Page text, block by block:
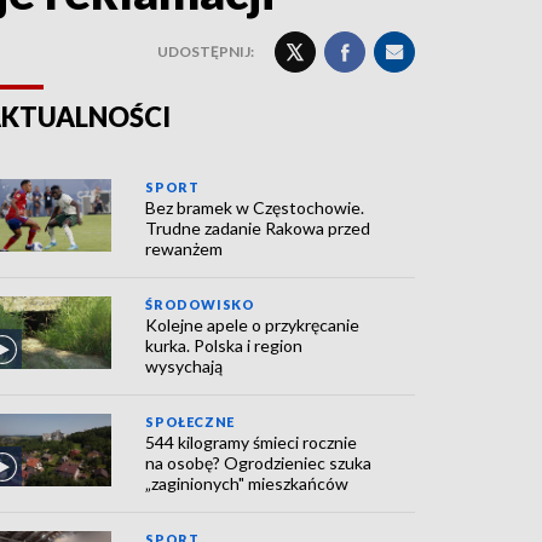
UDOSTĘPNIJ:
SPORT
Bez bramek w Częstochowie.
Trudne zadanie Rakowa przed
rewanżem
ŚRODOWISKO
Kolejne apele o przykręcanie
kurka. Polska i region
wysychają
SPOŁECZNE
544 kilogramy śmieci rocznie
na osobę? Ogrodzieniec szuka
„zaginionych" mieszkańców